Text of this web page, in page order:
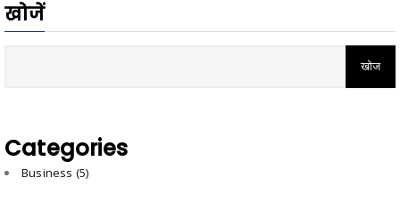
खोजें
Categories
Business (5)